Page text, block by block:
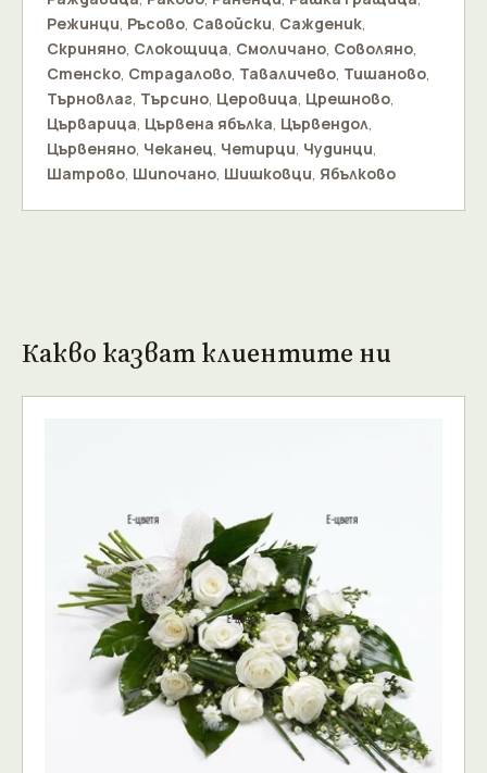
Режинци, Ръсово, Савойски, Сажденик,
Скриняно, Слокощица, Смоличано, Соволяно,
Стенско, Страдалово, Таваличево, Тишаново,
Търновлаг, Търсино, Церовица, Црешново,
Църварица, Цървена ябълка, Цървендол,
Цървеняно, Чеканец, Четирци, Чудинци,
Шатрово, Шипочано, Шишковци, Ябълково
Какво казват клиентите ни